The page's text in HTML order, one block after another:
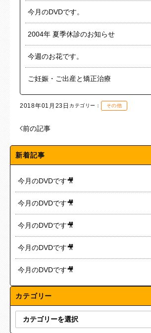
今月のDVDです。
2004年 夏季休診のお知らせ
今週のお花です。
ご妊娠・ご出産と矯正治療
2018年01月23日 カテゴリー： その他
前の記事
新着記事
今月のDVDです🎥
今月のDVDです🎥
今月のDVDです🎥
今月のDVDです🎥
今月のDVDです🎥
カテゴリー